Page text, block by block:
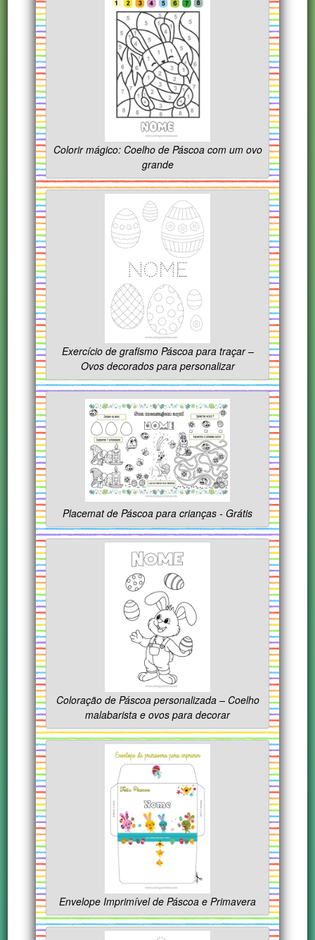
Colorir mágico: Coelho de Páscoa com um ovo
grande
Exercício de grafismo Páscoa para traçar –
Ovos decorados para personalizar
Placemat de Páscoa para crianças - Grátis
Coloração de Páscoa personalizada – Coelho
malabarista e ovos para decorar
Envelope Imprimível de Páscoa e Primavera